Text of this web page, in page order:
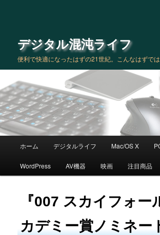
デジタル混沌ライフ
便利で快適になったはずの21世紀。こんなはずでは
メインコンテンツへ移動
サブコンテンツへ移動
ホーム デジタルライフ Mac/OS X
WordPress AV機器 映画 注目商品
『007 スカイフォー
カデミー賞ノミネー